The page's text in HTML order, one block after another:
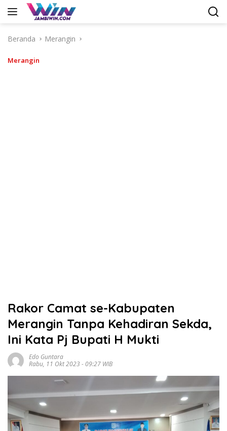
Langsung
Beranda
Merangin
Merangin
Rakor Camat se-Kabupaten
Merangin Tanpa Kehadiran Sekda,
Ini Kata Pj Bupati H Mukti
Edo Guntara
Rabu, 11 Okt 2023 - 09:27 WIB